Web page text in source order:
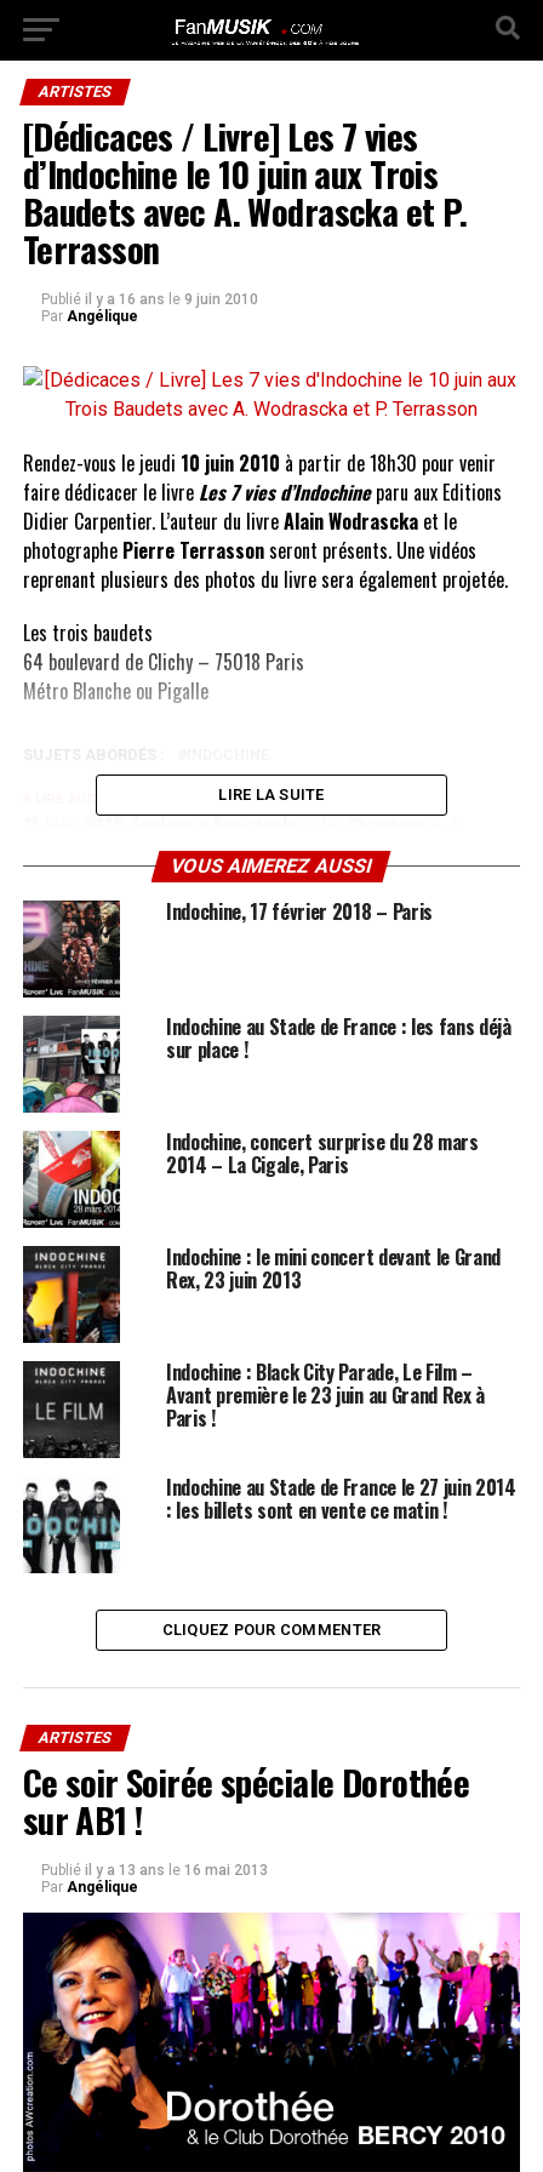
ARTISTES
[Dédicaces / Livre] Les 7 vies
d’Indochine le 10 juin aux Trois
Baudets avec A. Wodrascka et P.
Terrasson
Publié il y a 16 ans le 9 juin 2010
Par Angélique
Rendez-vous le jeudi 10 juin 2010 à partir de 18h30 pour venir
faire dédicacer le livre Les 7 vies d’Indochineparu aux Editions
Didier Carpentier. L’auteur du livreAlain Wodrasckaet le
photographe Pierre Terrassonseront présents. Une vidéos
reprenant plusieurs des photos du livre sera également projetée.
Les trois baudets
64 boulevard de Clichy – 75018 Paris
Métro Blanche ou Pigalle
11 juin 2010 Toulouse Spectacle « Le Chanteur » à
l’Alhambra (Paris)
NE MANQUEZ PAS AUSSI
[Concert / concours] Donoré en concert le 8 juin à 20h
au Théâtre L’Européen à Paris – 5 places à gagner
LIRE LA SUITE
VOUS AIMEREZ AUSSI
Indochine, 17 février 2018 – Paris
Indochine au Stade de France : les fans déjà
sur place !
Indochine, concert surprise du 28 mars
2014 – La Cigale, Paris
Indochine : le mini concert devant le Grand
Rex, 23 juin 2013
Indochine : Black City Parade, Le Film –
Avant première le 23 juin au Grand Rex à
Paris !
Indochine au Stade de France le 27 juin 2014
: les billets sont en vente ce matin !
CLIQUEZ POUR COMMENTER
ARTISTES
Ce soir Soirée spéciale Dorothée
sur AB1 !
Publié il y a 13 ans le 16 mai 2013
Par Angélique